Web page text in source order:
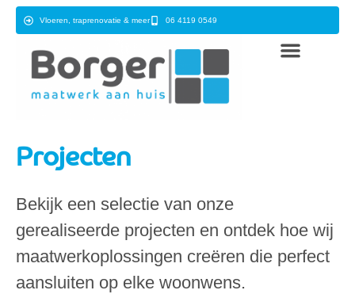
Vloeren, traprenovatie & meer 06 4119 0549
Projecten
Bekijk een selectie van onze
gerealiseerde projecten en ontdek hoe wij
maatwerkoplossingen creëren die perfect
aansluiten op elke woonwens.